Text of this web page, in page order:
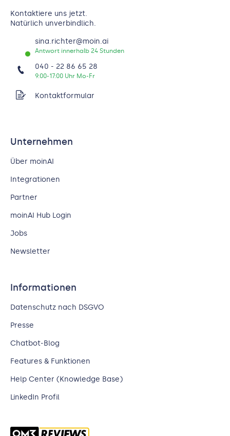
Kontaktiere uns jetzt.
Natürlich unverbindlich.
sina.richter@moin.ai
Antwort innerhalb 24 Stunden
040 - 22 86 65 28
9:00-17:00 Uhr Mo-Fr
Kontaktformular
Unternehmen
Über moinAI
Integrationen
Partner
moinAI Hub Login
Jobs
Newsletter
Informationen
Datenschutz nach DSGVO
Presse
Chatbot-Blog
Features & Funktionen
Help Center (Knowledge Base)
LinkedIn Profil